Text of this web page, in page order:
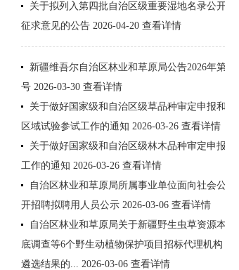
关于拟列入第四批自治区级重要湿地名录公开
征求意见的公告 2026-04-20 查看详情
新疆维吾尔自治区林业和草原局公告2026年第2
号 2026-03-30 查看详情
关于做好国家级和自治区级草品种审定申报和
区域试验参试工作的通知 2026-03-26 查看详情
关于做好国家级和自治区级林木品种审定申报
工作的通知 2026-03-26 查看详情
自治区林业和草原局所属事业单位面向社会公
开招聘拟聘用人员公示 2026-03-06 查看详情
自治区林业和草原局关于新疆野生虫草资源本
底调查等6个野生动植物保护项目招标代理机构
遴选结果的... 2026-03-06 查看详情